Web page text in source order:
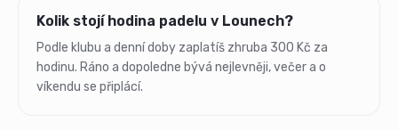
Kolik stojí hodina padelu v Lounech?
Podle klubu a denní doby zaplatíš zhruba 300 Kč za
hodinu. Ráno a dopoledne bývá nejlevněji, večer a o
víkendu se připlácí.